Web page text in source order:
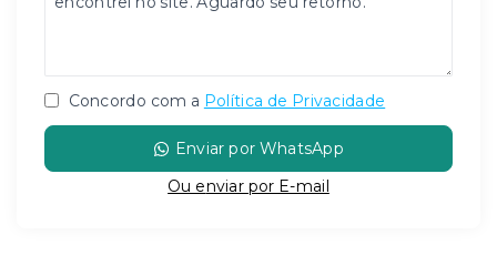
Concordo com a Política de Privacidade
Enviar por WhatsApp
Ou enviar por E-mail